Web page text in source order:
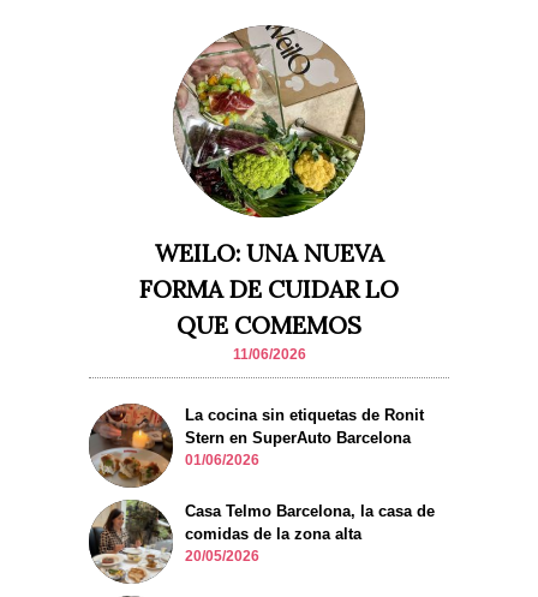
WEILO: UNA NUEVA
FORMA DE CUIDAR LO
QUE COMEMOS
11/06/2026
La cocina sin etiquetas de Ronit
Stern en SuperAuto Barcelona
01/06/2026
Casa Telmo Barcelona, la casa de
comidas de la zona alta
20/05/2026